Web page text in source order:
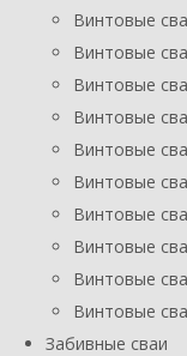
Винтовые
Винтовые
Винтовые
Винтовые
Винтовые
Винтовые
Винтовые
Винтовые
Винтовые
Винтовые
Забивные сваи